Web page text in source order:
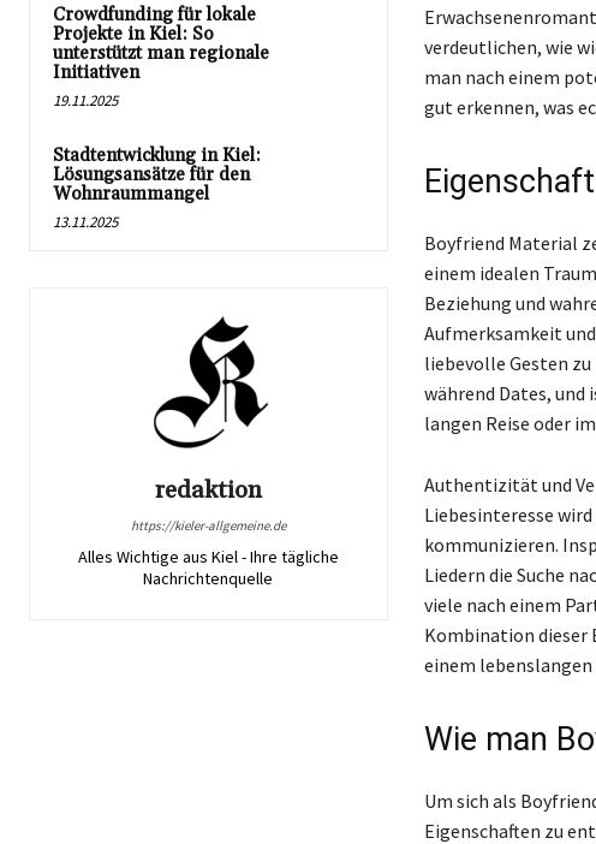
Crowdfunding für lokale
Projekte in Kiel: So
unterstützt man regionale
Initiativen
19.11.2025
Stadtentwicklung in Kiel:
Lösungsansätze für den
Wohnraummangel
13.11.2025
redaktion
https://kieler-allgemeine.de
Alles Wichtige aus Kiel - Ihre tägliche
Nachrichtenquelle
verdeutlichen, wie
man nach einem
gut erkennen, was
Boyfriend Material
einem idealen
Beziehung und
Aufmerksamkeit
liebevolle Gesten
während Dates,
langen Reise oder
Authentizität und
Liebesinteresse
kommunizieren.
Liedern die Suche
viele nach einem
Kombination dieser
einem
Wie man
Um sich als
Eigenschaften zu